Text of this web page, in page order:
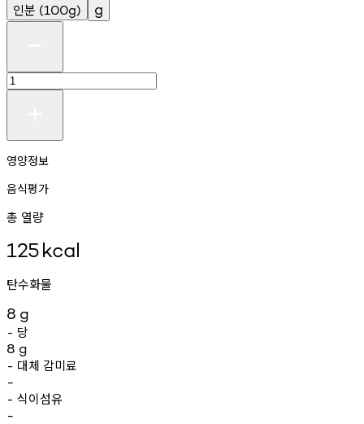
인분 (100g) g
영양정보
음식평가
총 열량
125kcal
탄수화물
8 g
- 당
8 g
- 대체 감미료
-
- 식이섬유
-